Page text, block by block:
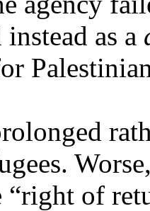
as a
of